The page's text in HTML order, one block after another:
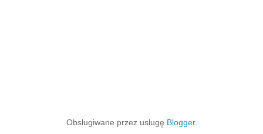
Obsługiwane przez usługę Blogger.